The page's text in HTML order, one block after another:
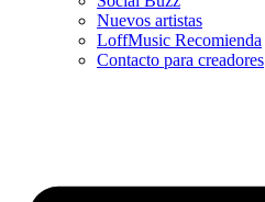
Nuevos artistas
LoffMusic Recomienda
Contacto para creadores